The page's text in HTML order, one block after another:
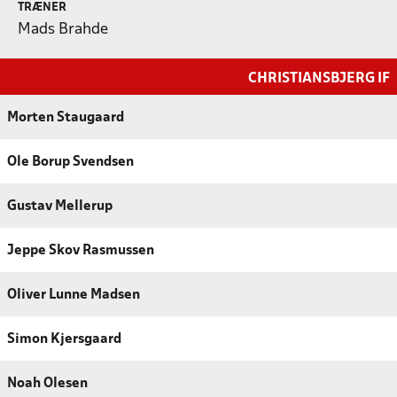
TRÆNER
Mads Brahde
CHRISTIANSBJERG IF
Morten Staugaard
Ole Borup Svendsen
Gustav Mellerup
Jeppe Skov Rasmussen
Oliver Lunne Madsen
Simon Kjersgaard
Noah Olesen